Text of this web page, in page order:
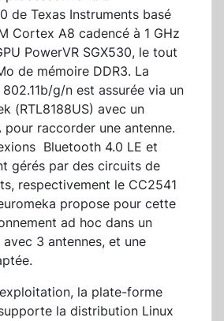
de Texas Instruments basé
Cortex A8 cadencé à 1 GHz
PowerVR SGX530, le tout
de mémoire DDR3. La
g/n est assurée via un
(RTL8188US) avec un
pour raccorder une antenne.
Bluetooth 4.0 LE et
gérés par des circuits de
respectivement le CC2541
propose pour cette
ad hoc dans un
3 antennes, et une
la plate-forme
la distribution Linux